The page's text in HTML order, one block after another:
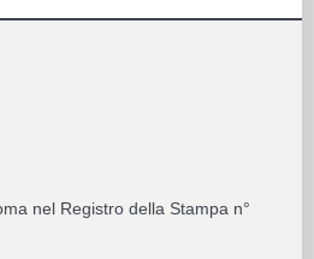
nel Registro della Stampa n°